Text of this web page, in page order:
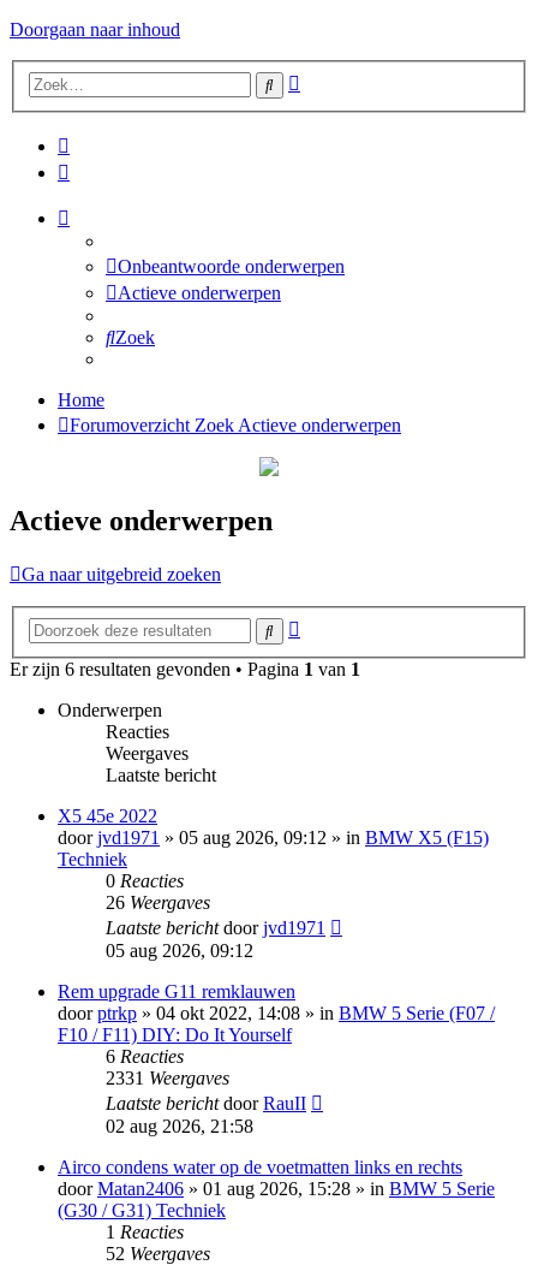
Doorgaan naar inhoud
Zoek
Onbeantwoorde onderwerpen
Actieve onderwerpen
Zoek
Home
Forumoverzicht Zoek Actieve onderwerpen
Actieve onderwerpen
Ga naar uitgebreid zoeken
Zoek
Er zijn 6 resultaten gevonden • Pagina 1 van 1
Onderwerpen
Reacties
Weergaves
Laatste bericht
X5 45e 2022
doorjvd1971 » 05 aug 2026, 09:12 » in BMW X5 (F15)
Techniek
0 Reacties
26 Weergaves
Laatste berichtdoorjvd1971
05 aug 2026, 09:12
Rem upgrade G11 remklauwen
doorptrkp » 04 okt 2022, 14:08 » in BMW 5 Serie (F07 /
F10 / F11) DIY: Do It Yourself
6 Reacties
2331 Weergaves
Laatste berichtdoorRauII
02 aug 2026, 21:58
Airco condens water op de voetmatten links en rechts
doorMatan2406 » 01 aug 2026, 15:28 » in BMW 5 Serie
(G30 / G31) Techniek
1 Reacties
52 Weergaves